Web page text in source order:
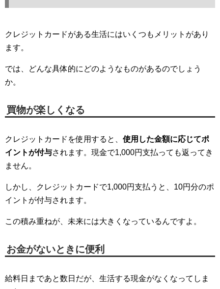
クレジットカードがある生活にはいくつもメリットがあり
ます。
では、どんな具体的にどのようなものがあるのでしょう
か。
買物が楽しくなる
クレジットカードを使用すると、 使用した金額に応じてポ
イントが付与されます。現金で1,000円支払っても返ってき
ません。
しかし、クレジットカードで1,000円支払うと、10円分のポ
イントが付与されます。
この積み重ねが、未来には大きくなっているんですよ。
お金がないときに便利
給料日まであと数日だが、生活する現金がなくなってしま